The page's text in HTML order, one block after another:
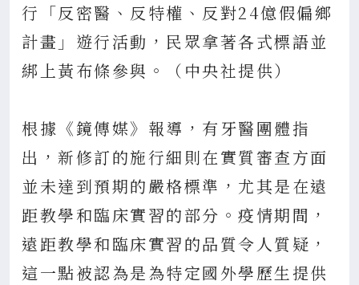
行「反密醫、反特權、反對24億假偏鄉
計畫」遊行活動，民眾拿著各式標語並
綁上黃布條參與。（中央社提供）
根據《鏡傳媒》報導，有牙醫團體指
出，新修訂的施行細則在實質審查方面
並未達到預期的嚴格標準，尤其是在遠
距教學和臨床實習的部分。疫情期間，
遠距教學和臨床實習的品質令人質疑，
這一點被認為是為特定國外學歷生提供